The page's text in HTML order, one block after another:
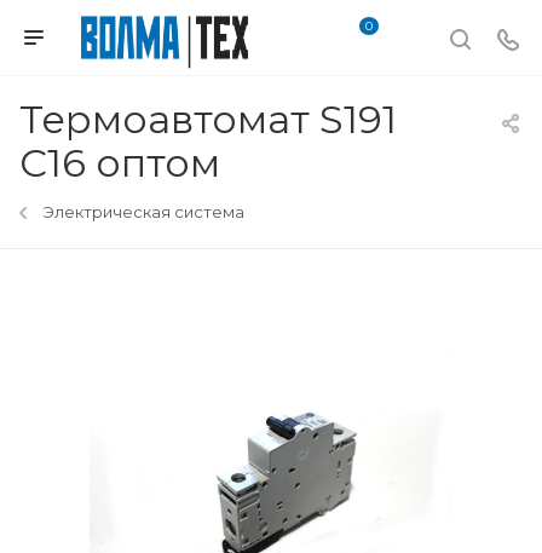
0
Термоавтомат S191
C16 оптом
Электрическая система